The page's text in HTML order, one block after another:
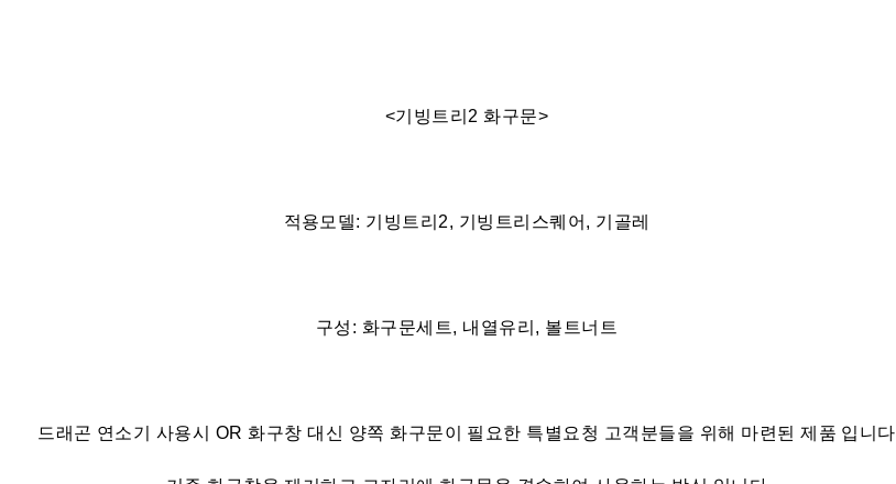
<기빙트리2 화구문>
적용모델: 기빙트리2, 기빙트리스퀘어, 기골레
구성: 화구문세트, 내열유리, 볼트너트
드래곤 연소기 사용시 OR 화구창 대신 양쪽 화구문이 필요한 특별요청 고객분들을 위해 마련된 제품 입니다